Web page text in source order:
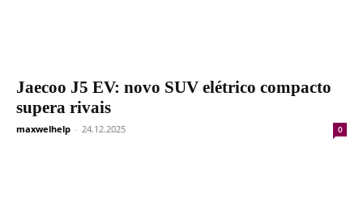
Jaecoo J5 EV: novo SUV elétrico compacto
supera rivais
maxwelhelp - 24.12.2025 0